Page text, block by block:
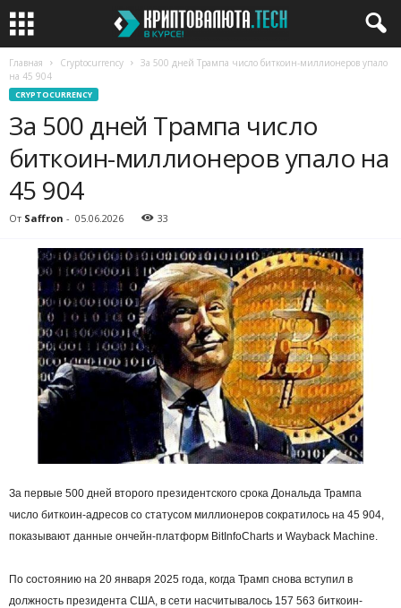
Главная Cryptocurrency
За 500 дней Трампа число биткоин-миллионеров упало
на 45 904
CRYPTOCURRENCY
За 500 дней Трампа число
биткоин-миллионеров упало на
45 904
От Saffron - 05.06.2026 33
За первые 500 дней второго президентского срока Дональда Трампа
число биткоин-адресов со статусом миллионеров сократилось на 45 904,
показывают данные ончейн-платформ BitInfoCharts и Wayback Machine.
По состоянию на 20 января 2025 года, когда Трамп снова вступил в
должность президента США, в сети насчитывалось 157 563 биткоин-